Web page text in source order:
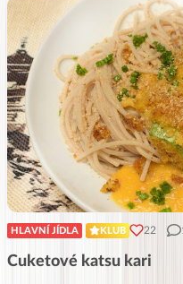
HLAVNÍ JÍDLA KLUB 22
Cuketové katsu kari